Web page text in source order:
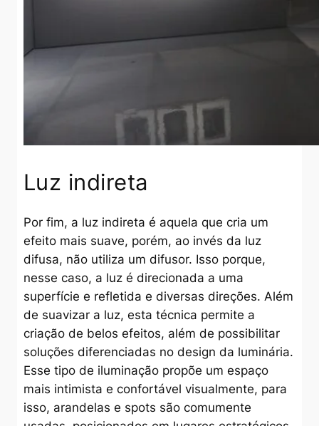
Luz indireta
Por fim, a luz indireta é aquela que cria um
efeito mais suave, porém, ao invés da luz
difusa, não utiliza um difusor. Isso porque,
nesse caso, a luz é direcionada a uma
superfície e refletida e diversas direções. Além
de suavizar a luz, esta técnica permite a
criação de belos efeitos, além de possibilitar
soluções diferenciadas no design da luminária.
Esse tipo de iluminação propõe um espaço
mais intimista e confortável visualmente, para
isso, arandelas e spots são comumente